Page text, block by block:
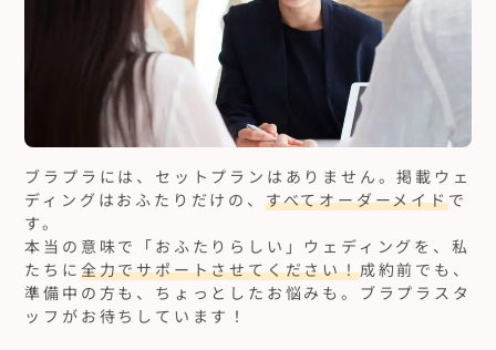
ブラプラには、セットプランはありません。掲載ウェ
ディングはおふたりだけの、 すべてオーダーメイドで
す。
本当の意味で「おふたりらしい」ウェディングを、私
たちに 全力でサポートさせてください！成約前でも、
準備中の方も、ちょっとしたお悩みも。ブラプラスタ
ッフがお待ちしています！